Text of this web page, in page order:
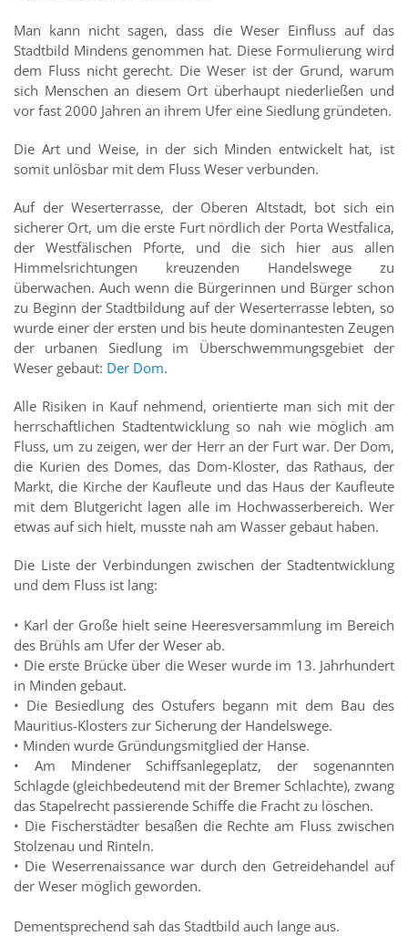
Man kann nicht sagen, dass die Weser Einfluss auf das
Stadtbild Mindens genommen hat. Diese Formulierung wird
dem Fluss nicht gerecht. Die Weser ist der Grund, warum
sich Menschen an diesem Ort überhaupt niederließen und
vor fast 2000 Jahren an ihrem Ufer eine Siedlung gründeten.
Die Art und Weise, in der sich Minden entwickelt hat, ist
somit unlösbar mit dem Fluss Weser verbunden.
Auf der Weserterrasse, der Oberen Altstadt, bot sich ein
sicherer Ort, um die erste Furt nördlich der Porta Westfalica,
der Westfälischen Pforte, und die sich hier aus allen
Himmelsrichtungen kreuzenden Handelswege zu
überwachen. Auch wenn die Bürgerinnen und Bürger schon
zu Beginn der Stadtbildung auf der Weserterrasse lebten, so
wurde einer der ersten und bis heute dominantesten Zeugen
der urbanen Siedlung im Überschwemmungsgebiet der
Weser gebaut: Der Dom.
Alle Risiken in Kauf nehmend, orientierte man sich mit der
herrschaftlichen Stadtentwicklung so nah wie möglich am
Fluss, um zu zeigen, wer der Herr an der Furt war. Der Dom,
die Kurien des Domes, das Dom-Kloster, das Rathaus, der
Markt, die Kirche der Kaufleute und das Haus der Kaufleute
mit dem Blutgericht lagen alle im Hochwasserbereich. Wer
etwas auf sich hielt, musste nah am Wasser gebaut haben.
Die Liste der Verbindungen zwischen der Stadtentwicklung
und dem Fluss ist lang:
• Karl der Große hielt seine Heeresversammlung im Bereich
des Brühls am Ufer der Weser ab.
• Die erste Brücke über die Weser wurde im 13. Jahrhundert
in Minden gebaut.
• Die Besiedlung des Ostufers begann mit dem Bau des
Mauritius-Klosters zur Sicherung der Handelswege.
• Minden wurde Gründungsmitglied der Hanse.
• Am Mindener Schiffsanlegeplatz, der sogenannten
Schlagde (gleichbedeutend mit der Bremer Schlachte), zwang
das Stapelrecht passierende Schiffe die Fracht zu löschen.
• Die Fischerstädter besaßen die Rechte am Fluss zwischen
Stolzenau und Rinteln.
• Die Weserrenaissance war durch den Getreidehandel auf
der Weser möglich geworden.
Dementsprechend sah das Stadtbild auch lange aus.